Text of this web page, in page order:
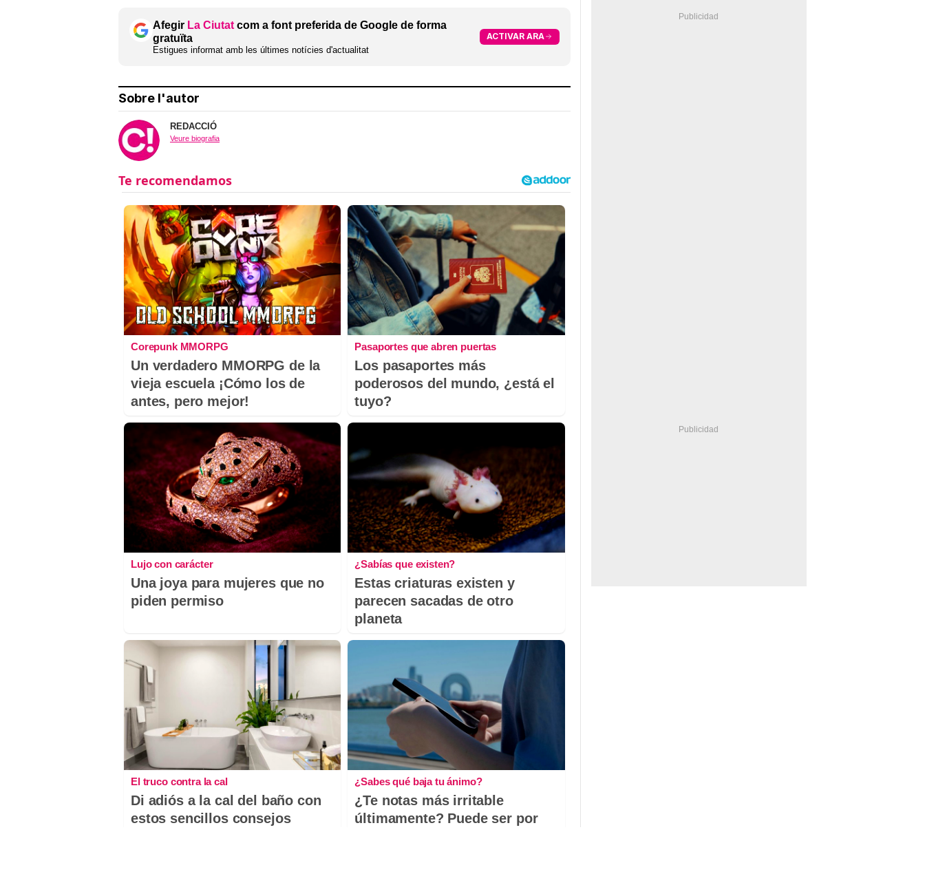
Afegir La Ciutat com a font preferida de Google de forma
gratuïta
Estigues informat amb les últimes notícies d'actualitat
ACTIVAR ARA
Sobre l'autor
REDACCIÓ
Veure biografia
Corepunk MMORPG
Un verdadero MMORPG de la
vieja escuela ¡Cómo los de
antes, pero mejor!
Pasaportes que abren puertas
Los pasaportes más
poderosos del mundo, ¿está el
tuyo?
Lujo con carácter
Una joya para mujeres que no
piden permiso
¿Sabías que existen?
Estas criaturas existen y
parecen sacadas de otro
planeta
El truco contra la cal
Di adiós a la cal del baño con
estos sencillos consejos
¿Sabes qué baja tu ánimo?
¿Te notas más irritable
últimamente? Puede ser por